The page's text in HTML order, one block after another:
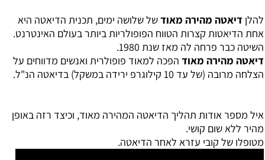
להלן דיאטה מהירה מאודשל שלושה ימים, תכנית הדיאטה היא
אחת הדיאטות קצרות הטווח הפופולריות ביותר בעולם האינטרנט.
השיטה כבר פרחה לה מאז שנת 1980.
דיאטה מהירה מאוד הפכה למאוד פופולרית ואנשים מדווחים על
הצלחה מרובה (של עד 10 קילוגרפ ירידה במשקל) בדיאטה הנ"ל.
איל מספר אודות תהליך הדיאטה המהירה מאוד, וכיצד רזה באופן
מהיר ללא שום קושי.
מטופלו של קובי עזרא לאחר הדיאטה.